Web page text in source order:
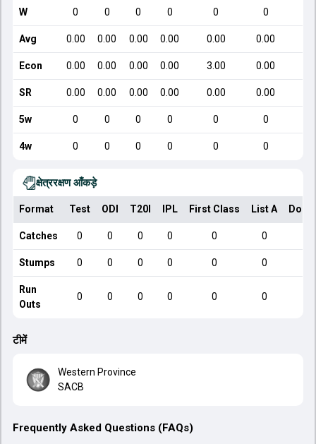
W 0 0 0 0 0 0
Avg 0.00 0.00 0.00 0.00 0.00 0.00
Econ 0.00 0.00 0.00 0.00 3.00 0.00
SR 0.00 0.00 0.00 0.00 0.00 0.00
5w 0 0 0 0 0 0
4w 0 0 0 0 0 0
क्षेत्ररक्षण आँकड़े
Format Test ODI T20I IPL First Class List A
Catches 0 0 0 0 0 0
Stumps 0 0 0 0 0 0
Run
Outs
0 0 0 0 0 0
टीमें
Western Province
SACB
Frequently Asked Questions (FAQs)